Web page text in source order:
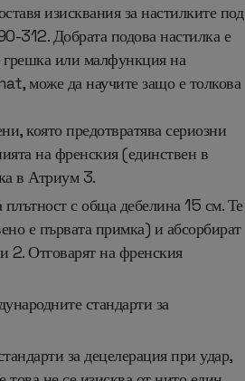
изисквания за настилките под
312. Добрата подова настилка е
грешка или малфункция на
може да научите защо е толкова
която предотвратява сериозни
на френския (единствен в
в Атриум 3.
плътност с обща дебелина 15 см. Те
е първата примка) и абсорбират
2. Отговарят на френския
стандарти за
за децелерация при удар,